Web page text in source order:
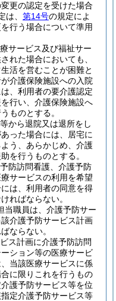
更の認定を受けた場合
は、 第14号の規定によ
行う場合について準用
サービス及び福祉サー
れた場合においても、
活を営むことが困難と
介護保険施設への入院
、利用者の要介護認定
行い、介護保険施設へ
ものとする。
から退院又は退所をし
った場合には、居宅に
う、あらかじめ、介護
を行うものとする。
防訪問看護、介護予防
サービスの利用を希望
は、利用者の同意を得
ればならない。
当職員は、介護予防サー
介護予防サービス計画
ならない。
ス計画に介護予防訪問
ション等の医療サービ
当該医療サービスに係
に限りこれを行うもの
護予防サービス等を位
定介護予防サービス等